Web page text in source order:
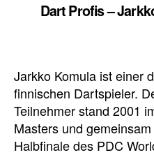
Dart Profis –
Jarkko Komula ist einer
finnischen Dartspieler.
Teilnehmer stand 2001
Masters und
Halbfinale des PDC